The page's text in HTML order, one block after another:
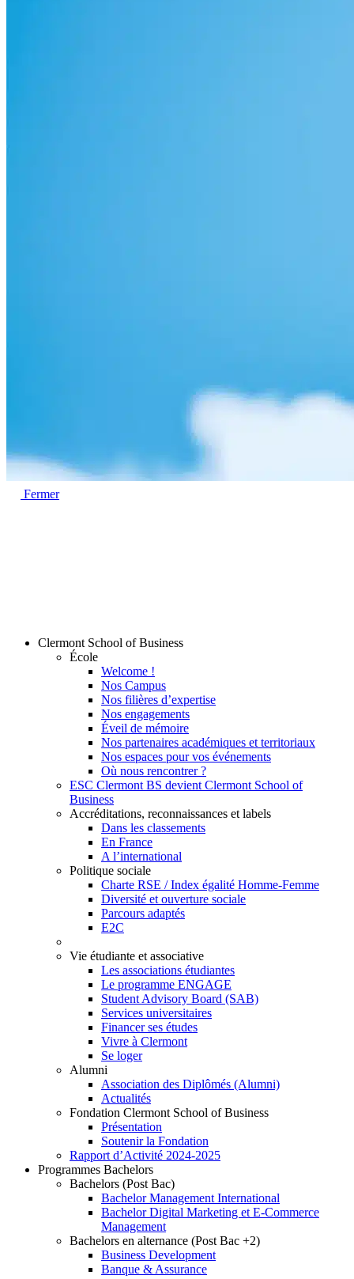
Fermer
Clermont School of Business
École
Welcome !
Nos Campus
Nos filières d’expertise
Nos engagements
Éveil de mémoire
Nos partenaires académiques et territoriaux
Nos espaces pour vos événements
Où nous rencontrer ?
ESC Clermont BS devient Clermont School of
Business
Accréditations, reconnaissances et labels
Dans les classements
En France
A l’international
Politique sociale
Charte RSE / Index égalité Homme-Femme
Diversité et ouverture sociale
Parcours adaptés
E2C
Vie étudiante et associative
Les associations étudiantes
Le programme ENGAGE
Student Advisory Board (SAB)
Services universitaires
Financer ses études
Vivre à Clermont
Se loger
Alumni
Association des Diplômés (Alumni)
Actualités
Fondation Clermont School of Business
Présentation
Soutenir la Fondation
Rapport d’Activité 2024-2025
Programmes Bachelors
Bachelors (Post Bac)
Bachelor Management International
Bachelor Digital Marketing et E-Commerce
Management
Bachelors en alternance (Post Bac +2)
Business Development
Banque & Assurance